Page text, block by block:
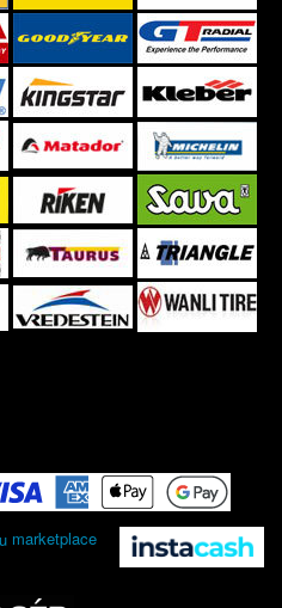
marketplace